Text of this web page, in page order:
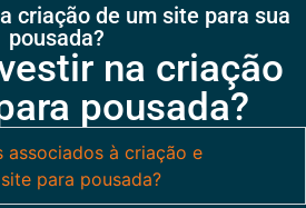
criação de um site para sua
pousada?
na criação
pousada?
associados à criação e
para pousada?